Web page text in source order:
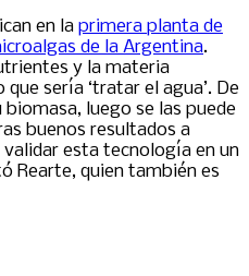
en la primera planta de
de la Argentina.
y la materia
sería ‘tratar el agua’. De
luego se las puede
buenos resultados a
esta tecnología en un
Rearte, quien también es